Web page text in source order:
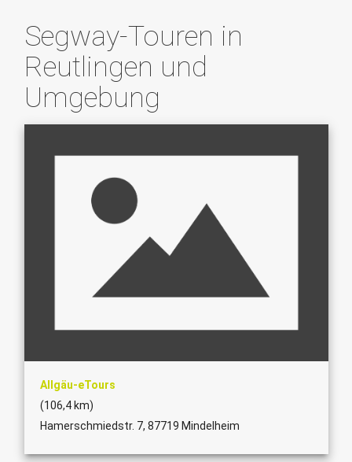
Segway-Touren in
Reutlingen und
Umgebung
Allgäu-eTours
(106,4 km)
Hamerschmiedstr. 7, 87719 Mindelheim